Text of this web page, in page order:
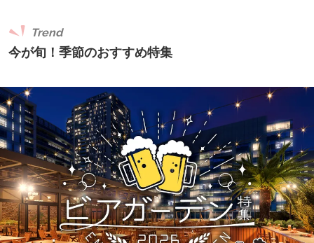
今が旬！季節のおすすめ特集
Trend